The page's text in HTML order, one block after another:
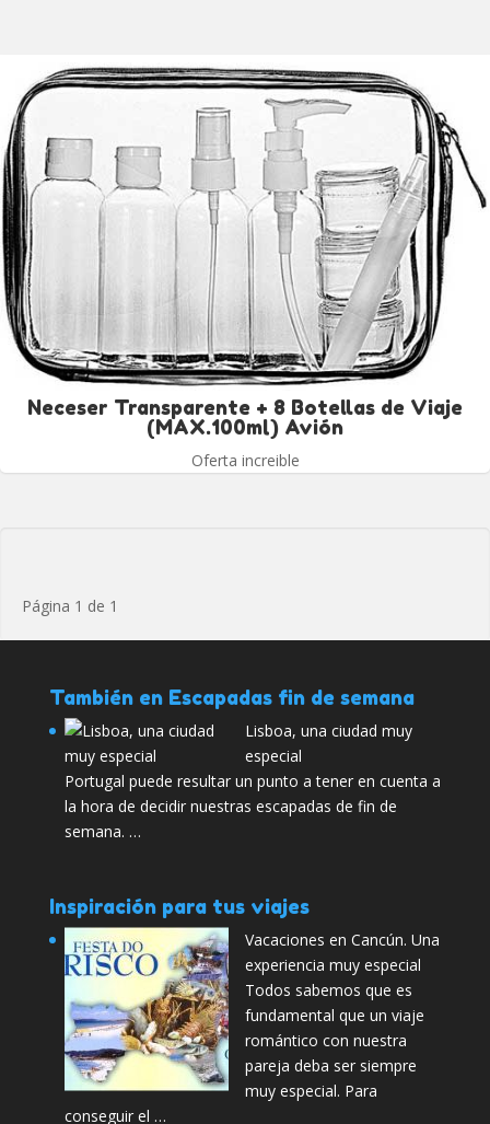
Neceser Transparente + 8 Botellas de Viaje
(MAX.100ml) Avión
Oferta increible
Página 1 de 1
También en Escapadas fin de semana
Lisboa, una ciudad muy
especial
Portugal puede resultar un punto a tener en cuenta a
la hora de decidir nuestras escapadas de fin de
semana. …
Inspiración para tus viajes
Vacaciones en Cancún. Una
experiencia muy especial
Todos sabemos que es
fundamental que un viaje
romántico con nuestra
pareja deba ser siempre
muy especial. Para
conseguir el …